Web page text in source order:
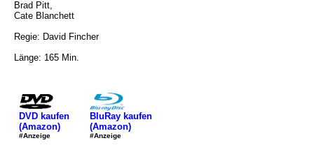
Brad Pitt,
Cate Blanchett
Regie: David Fincher
Länge: 165 Min.
DVD kaufen
(Amazon)
#Anzeige
BluRay kaufen
(Amazon)
#Anzeige